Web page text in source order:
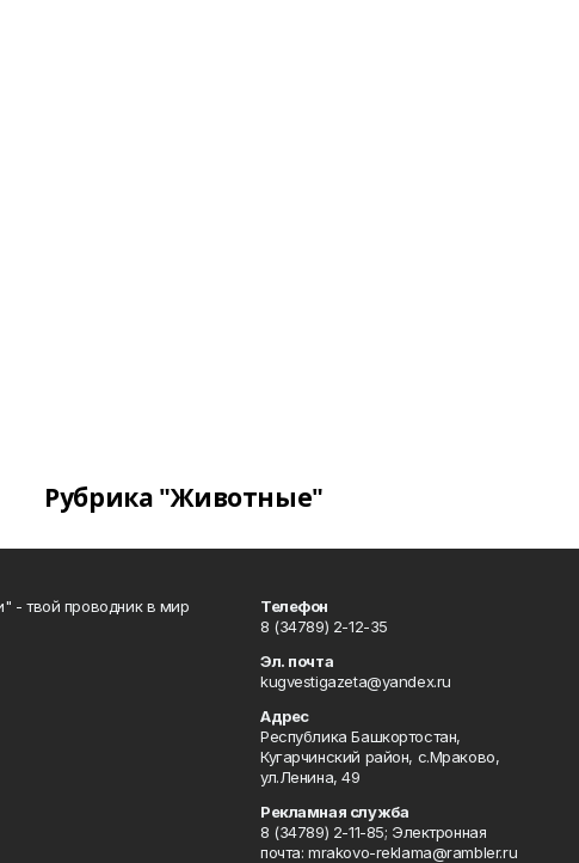
Рубрика "Животные"
- твой проводник в мир
Телефон
8 (34789) 2-12-35
Эл. почта
kugvestigazeta@yandex.ru
Адрес
Республика Башкортостан,
Кугарчинский район, с.Мраково,
ул.Ленина, 49
Рекламная служба
8 (34789) 2-11-85; Электронная
почта: mrakovo-reklama@rambler.ru